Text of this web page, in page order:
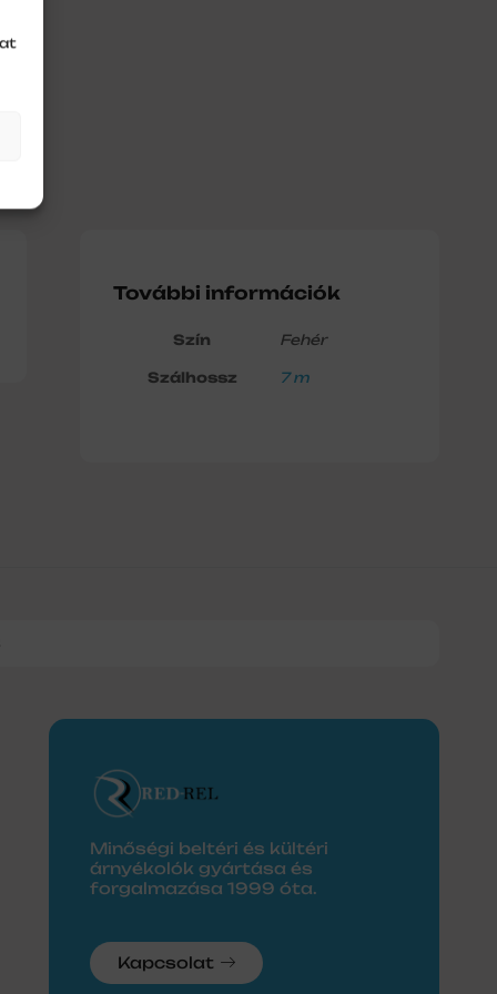
További információk
Szín Fehér
Szálhossz 7 m
Minőségi beltéri és kültéri
árnyékolók gyártása és
forgalmazása 1999 óta.
Kapcsolat